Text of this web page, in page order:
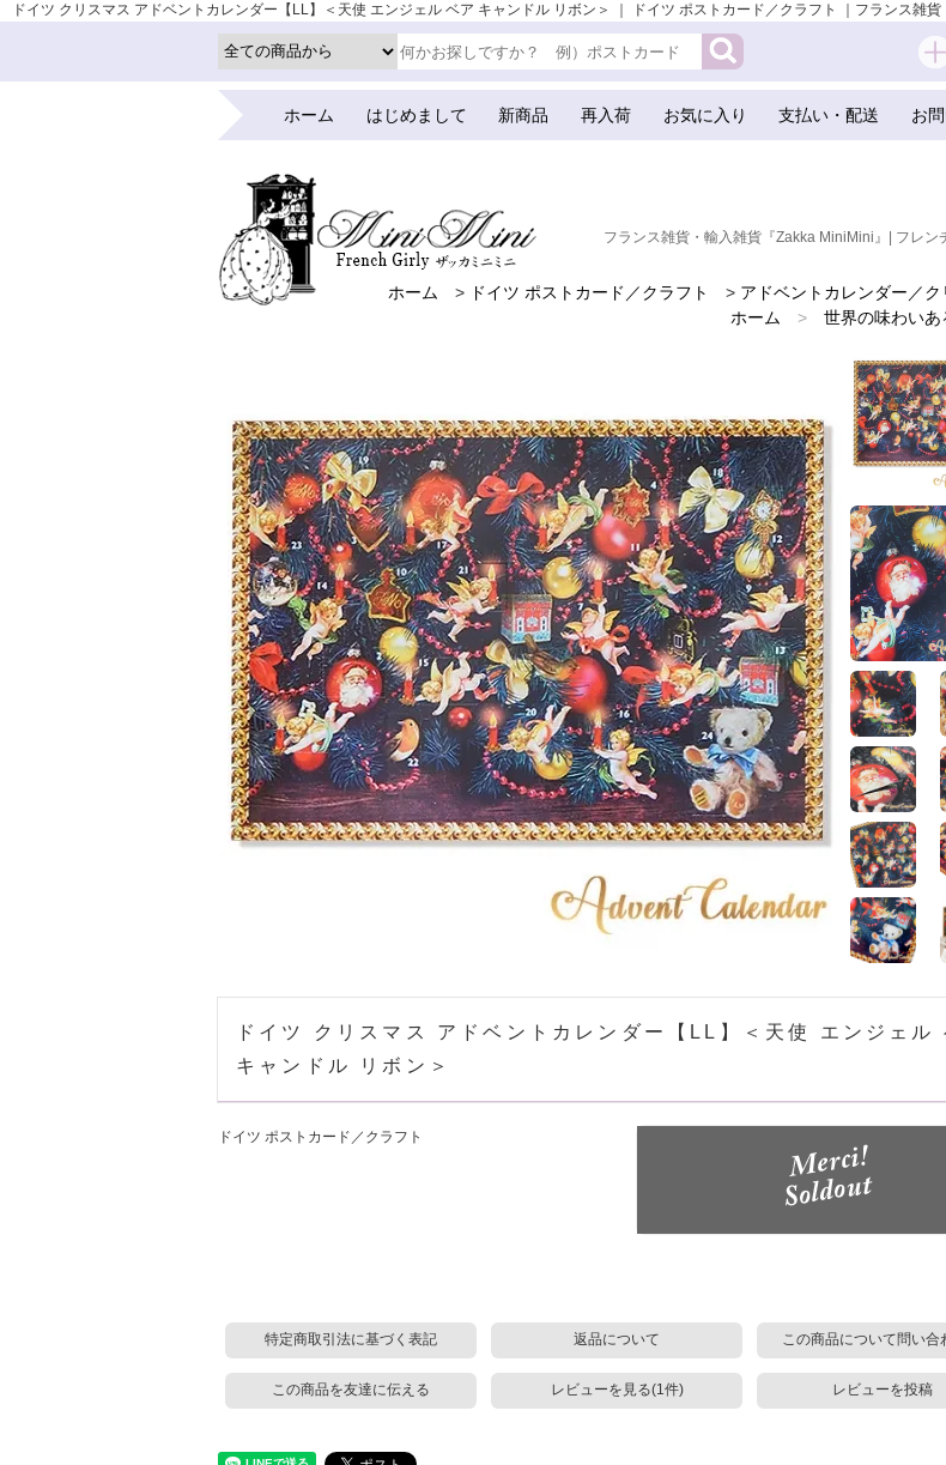
ドイツ クリスマス アドベントカレンダー【LL】＜天使 エンジェル ベア キャンドル リボン＞ ｜ ドイツ ポストカード／クラフト ｜フランス
ホーム はじめまして 新商品 再入荷 お気に入り 支払い・配送 お
フランス雑貨・輸入雑貨『Zakka MiniMini』| フレ
ホーム > ドイツ ポストカード／クラフト > アドベントカレンダー／ク
ホーム
>
世界の味わいあ
ホーム
>
かわ
雑貨店でみつけたかわいい文房具 掲載雑貨 おす
ホーム
>
ド
ホーム
天使 エンジ
ドイツ クリスマス アドベントカレンダー【LL】＜天使 エンジェル
キャンドル リボン＞
ドイツ ポストカード／クラフト
特定商取引法に基づく表記 返品について この商品について問い合
この商品を友達に伝える レビューを見る(1件) レビューを投稿